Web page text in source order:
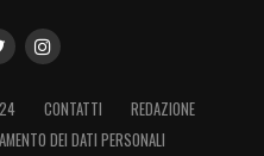
Gaetano, il
a ragionare su un
al campo. A quel
Berenbruch
CONTATTI
REDAZIONE
DEI DATI PERSONALI